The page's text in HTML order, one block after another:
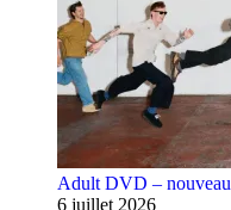
Adult DVD – nouveau
6 juillet 2026